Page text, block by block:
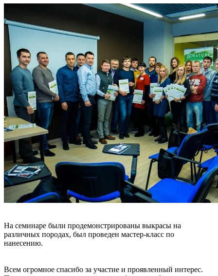
На семинаре были продемонстрированы выкрасы на
различных породах, был проведен мастер-класс по
нанесению.
Всем огромное спасибо за участие и проявленный интерес.